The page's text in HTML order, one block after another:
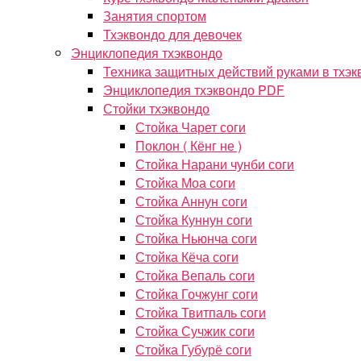
Занятия спортом
Тхэквондо для девочек
Энциклопедия тхэквондо
Техника защитных действий руками в
Энциклопедия тхэквондо PDF
Стойки тхэквондо
Стойка Чарет соги
Поклон ( Кёнг не )
Стойка Нарани чунби соги
Стойка Моа соги
Стойка Аннун соги
Стойка Куннун соги
Стойка Ньюнча соги
Стойка Кёча соги
Стойка Вепаль соги
Стойка Гочжунг соги
Стойка Твитпаль соги
Стойка Сучжик соги
Стойка Губурё соги